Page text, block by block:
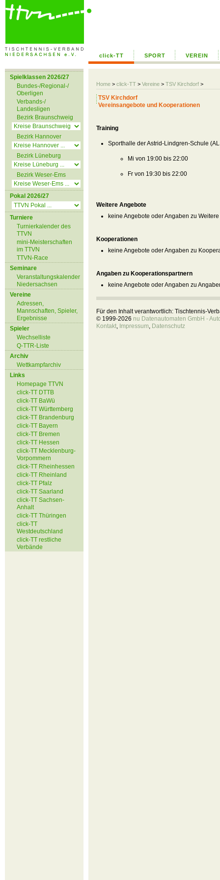
click-TT SPORT VEREIN
Home > click-TT > Vereine > TSV Kirchdorf >
Spielklassen 2026/27
Bundes-/Regional-/
Oberligen
Verbands-/
Landesligen
Bezirk Braunschweig
Bezirk Hannover
Bezirk Lüneburg
Bezirk Weser-Ems
Pokal 2026/27
Turniere
Turnierkalender des
TTVN
mini-Meisterschaften
im TTVN
TTVN-Race
Seminare
Veranstaltungskalender
Niedersachsen
Vereine
Adressen,
Mannschaften, Spieler,
Ergebnisse
Spieler
Wechselliste
Q-TTR-Liste
Archiv
Wettkampfarchiv
Links
Homepage TTVN
click-TT DTTB
click-TT BaWü
click-TT Württemberg
click-TT Brandenburg
click-TT Bayern
click-TT Bremen
click-TT Hessen
click-TT Mecklenburg-
Vorpommern
click-TT Rheinhessen
click-TT Rheinland
click-TT Pfalz
click-TT Saarland
click-TT Sachsen-
Anhalt
click-TT Thüringen
click-TT
Westdeutschland
click-TT restliche
Verbände
TSV Kirchdorf
Vereinsangebote und Kooperationen
Training
Sporthalle der Astrid-Lindgren-Schule
Mi von 19:00 bis 22:00
Fr von 19:30 bis 22:00
Weitere Angebote
keine Angebote oder Angaben zu
Kooperationen
keine Angebote oder Angaben zu
Angaben zu Kooperationspartnern
keine Angebote oder Angaben zu
Für den Inhalt verantwortlich: Tischtennis-
© 1999-2026 nu Datenautomaten GmbH -
Kontakt, Impressum, Datenschutz